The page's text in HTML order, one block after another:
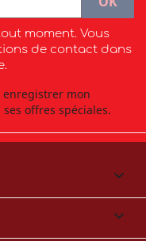
moment. Vous
de contact dans
mon
offres spéciales.

